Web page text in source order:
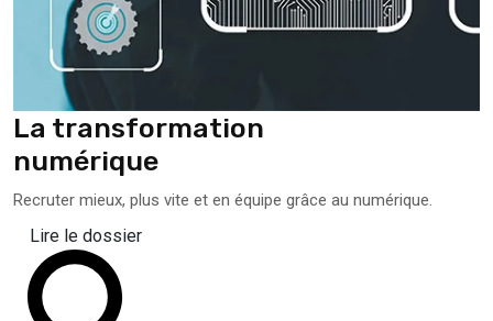
La transformation
numérique
Recruter mieux, plus vite et en équipe grâce au numérique.
Lire le dossier